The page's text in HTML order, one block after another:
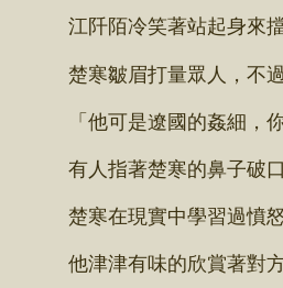
江阡陌冷笑著站起身來擋
楚寒皺眉打量眾人，不過
「他可是遼國的姦細，你
有人指著楚寒的鼻子破口
楚寒在現實中學習過憤怒
他津津有味的欣賞著對方